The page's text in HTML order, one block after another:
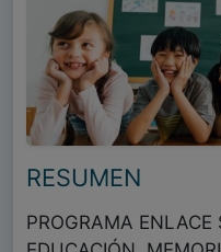
RESUMEN
PROGRAMA